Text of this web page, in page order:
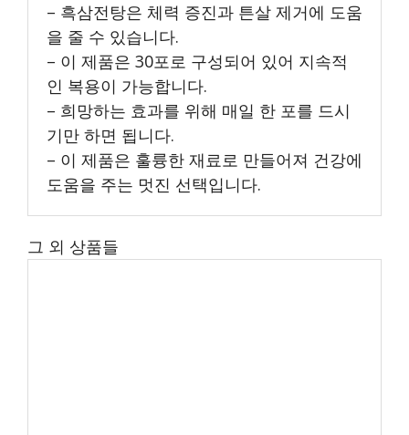
– 흑삼전탕은 체력 증진과 튼살 제거에 도움
을 줄 수 있습니다.
– 이 제품은 30포로 구성되어 있어 지속적
인 복용이 가능합니다.
– 희망하는 효과를 위해 매일 한 포를 드시
기만 하면 됩니다.
– 이 제품은 훌륭한 재료로 만들어져 건강에
도움을 주는 멋진 선택입니다.
그 외 상품들